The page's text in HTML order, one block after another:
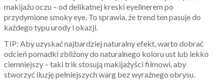
makijażu oczu – od delikatnej kreski eyelinerem po
przydymione smoky eye. To sprawia, że trend ten pasuje do
każdego typu urody i okazji.
TIP: Aby uzyskać najbardziej naturalny efekt, warto dobrać
odcień pomadki zbliżony do naturalnego koloru ust lub lekko
ciemniejszy – taki trik stosują makijażyści filmowi, aby
stworzyć iluzję pełniejszych warg bez wyraźnego obrysu.